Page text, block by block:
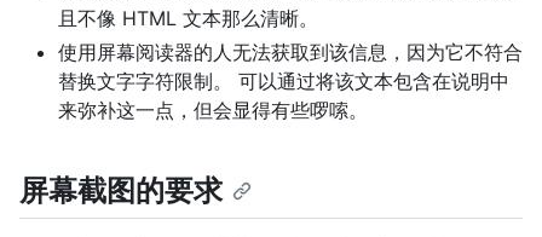
且不像 HTML 文本那么清晰。
使用屏幕阅读器的人无法获取到该信息，因为它不符合
替换文字字符限制。 可以通过将该文本包含在说明中
来弥补这一点，但会显得有些啰嗦。
屏幕截图的要求